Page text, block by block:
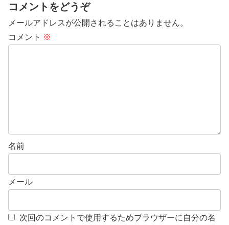
コメントをどうぞ
メールアドレスが公開されることはありません。
コメント ※
名前
メール
次回のコメントで使用するためブラウザーに自分の名